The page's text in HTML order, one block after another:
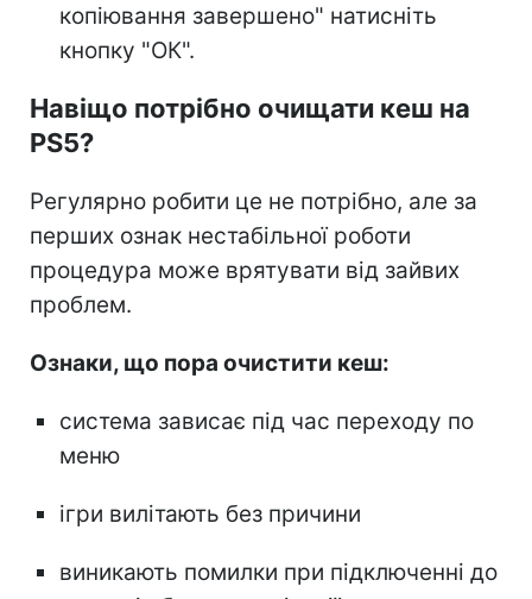
копіювання завершено" натисніть
кнопку "ОК".
Навіщо потрібно очищати кеш на
PS5?
Регулярно робити це не потрібно, але за
перших ознак нестабільної роботи
процедура може врятувати від зайвих
проблем.
Ознаки, що пора очистити кеш:
система зависає під час переходу по
меню
ігри вилітають без причини
виникають помилки при підключенні до